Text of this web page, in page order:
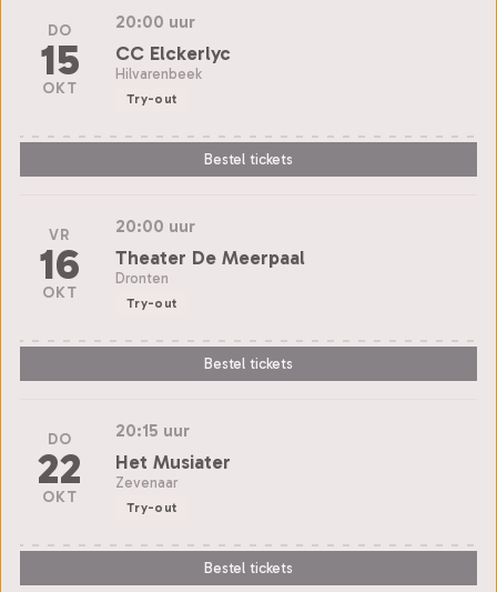
DO
15
OKT
20:00 uur
CC Elckerlyc
Hilvarenbeek
Try-out
Bestel tickets
VR
16
OKT
20:00 uur
Theater De Meerpaal
Dronten
Try-out
Bestel tickets
DO
22
OKT
20:15 uur
Het Musiater
Zevenaar
Try-out
Bestel tickets